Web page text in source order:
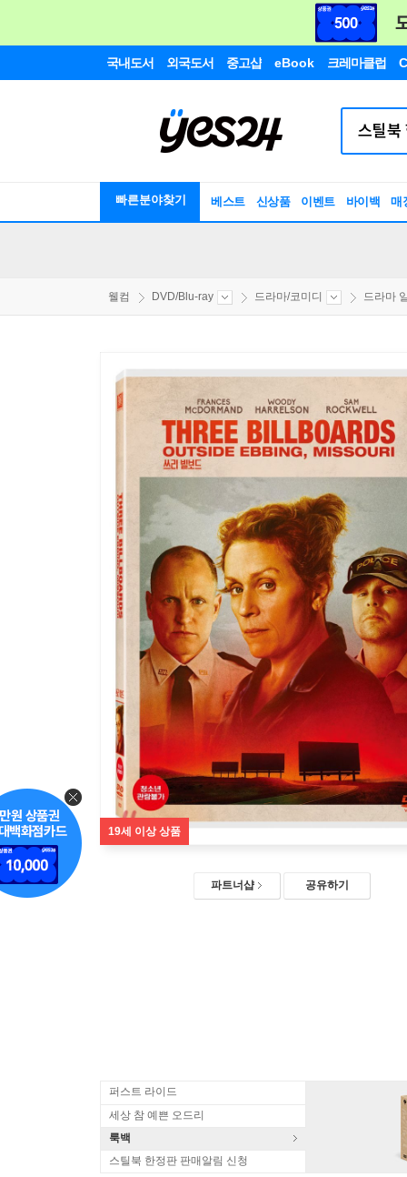
국내도서 외국도서 중고샵 eBook 크레마클럽
빠른분야찾기 베스트 신상품 이벤트 바이백 매
웰컴 DVD/Blu-ray 드라마/코미디 드라마
19세 이상 상품
파트너샵 공유하기
퍼스트 라이드
세상 참 예쁜 오드리
룩백
스틸북 한정판 판매알림 신청